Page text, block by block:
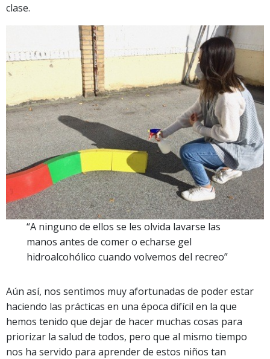
clase.
“A ninguno de ellos se les olvida lavarse las
manos antes de comer o echarse gel
hidroalcohólico cuando volvemos del recreo”
Aún así, nos sentimos muy afortunadas de poder estar
haciendo las prácticas en una época difícil en la que
hemos tenido que dejar de hacer muchas cosas para
priorizar la salud de todos, pero que al mismo tiempo
nos ha servido para aprender de estos niños tan